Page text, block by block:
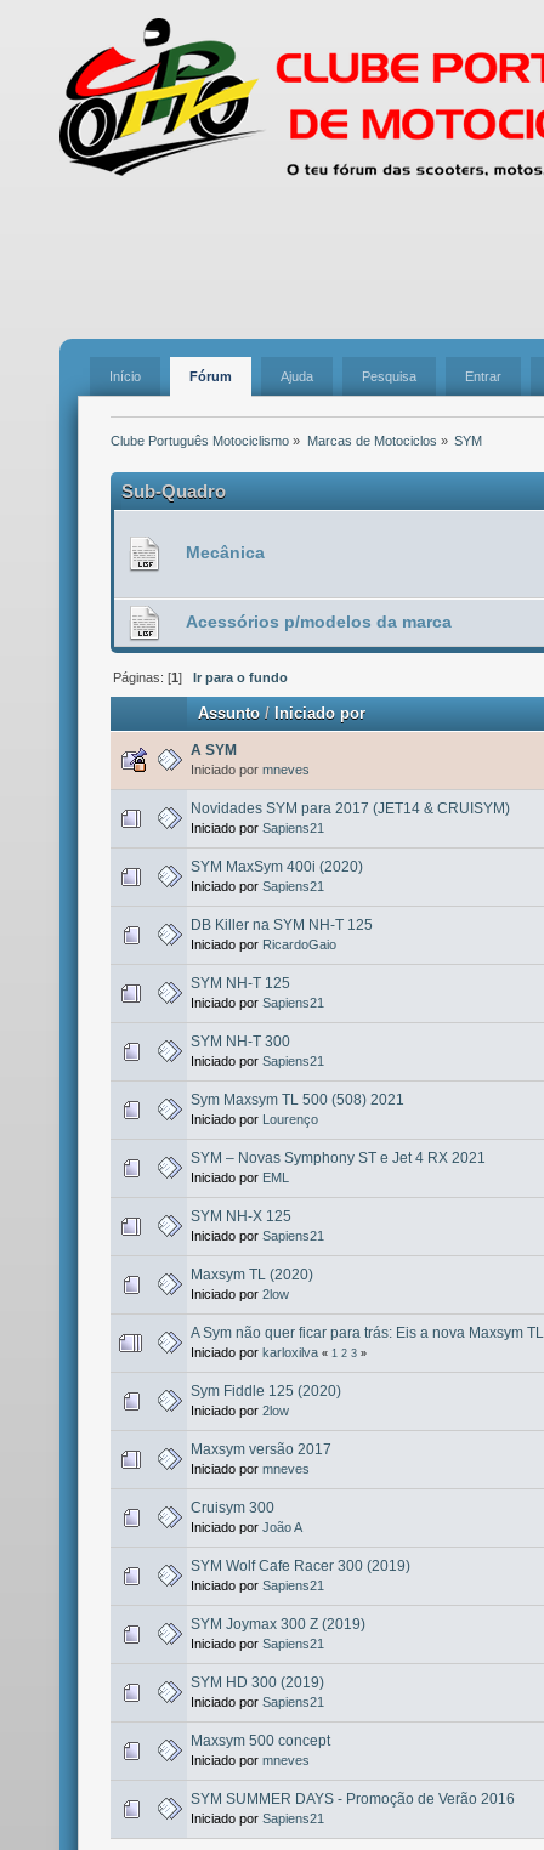
Início Fórum Ajuda Pesquisa Entrar
Clube Português Motociclismo » Marcas de Motociclos » SYM
Sub-Quadro
Mecânica
Acessórios p/modelos da marca
Páginas: [1]Ir para o fundo
Assunto /Iniciado por
A SYM
Iniciado por mneves
Novidades SYM para 2017 (JET14 & CRUISYM)
Iniciado por Sapiens21
SYM MaxSym 400i (2020)
Iniciado por Sapiens21
DB Killer na SYM NH-T 125
Iniciado por RicardoGaio
SYM NH-T 125
Iniciado por Sapiens21
SYM NH-T 300
Iniciado por Sapiens21
Sym Maxsym TL 500 (508) 2021
Iniciado por Lourenço
SYM – Novas Symphony ST e Jet 4 RX 2021
Iniciado por EML
SYM NH-X 125
Iniciado por Sapiens21
Maxsym TL (2020)
Iniciado por 2low
A Sym não quer ficar para trás: Eis a nova Maxsym TL
Iniciado por karloxilva « 1 2 3 »
Sym Fiddle 125 (2020)
Iniciado por 2low
Maxsym versão 2017
Iniciado por mneves
Cruisym 300
Iniciado por João A
SYM Wolf Cafe Racer 300 (2019)
Iniciado por Sapiens21
SYM Joymax 300 Z (2019)
Iniciado por Sapiens21
SYM HD 300 (2019)
Iniciado por Sapiens21
Maxsym 500 concept
Iniciado por mneves
SYM SUMMER DAYS - Promoção de Verão 2016
Iniciado por Sapiens21